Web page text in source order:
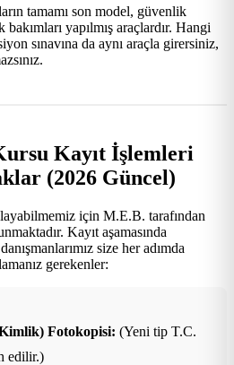
tamamı son model, güvenlik
yapılmış araçlardır. Hangi
sınavına da aynı araçla girersiniz,
Kayıt İşlemleri
(2026 Güncel)
için M.E.B. tarafından
Kayıt aşamasında
danışmanlarımız size her adımda
gerekenler:
Fotokopisi: (Yeni tip T.C.
edilir.)